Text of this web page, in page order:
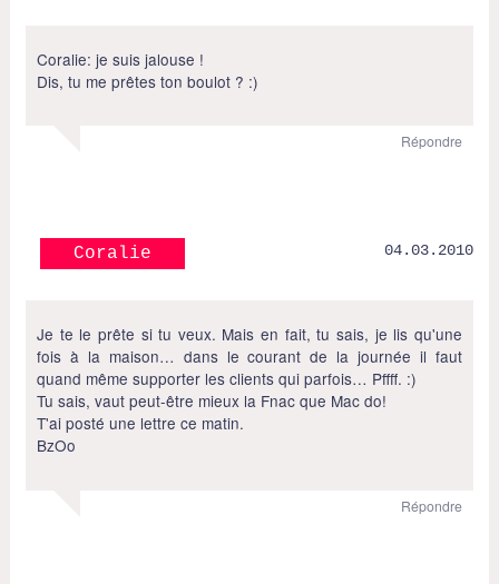
Coralie: je suis jalouse !
Dis, tu me prêtes ton boulot ? :)
Répondre
Coralie 04.03.2010
Je te le prête si tu veux. Mais en fait, tu sais, je lis qu'une
fois à la maison… dans le courant de la journée il faut
quand même supporter les clients qui parfois… Pffff. :)
Tu sais, vaut peut-être mieux la Fnac que Mac do!
T'ai posté une lettre ce matin.
BzOo
Répondre